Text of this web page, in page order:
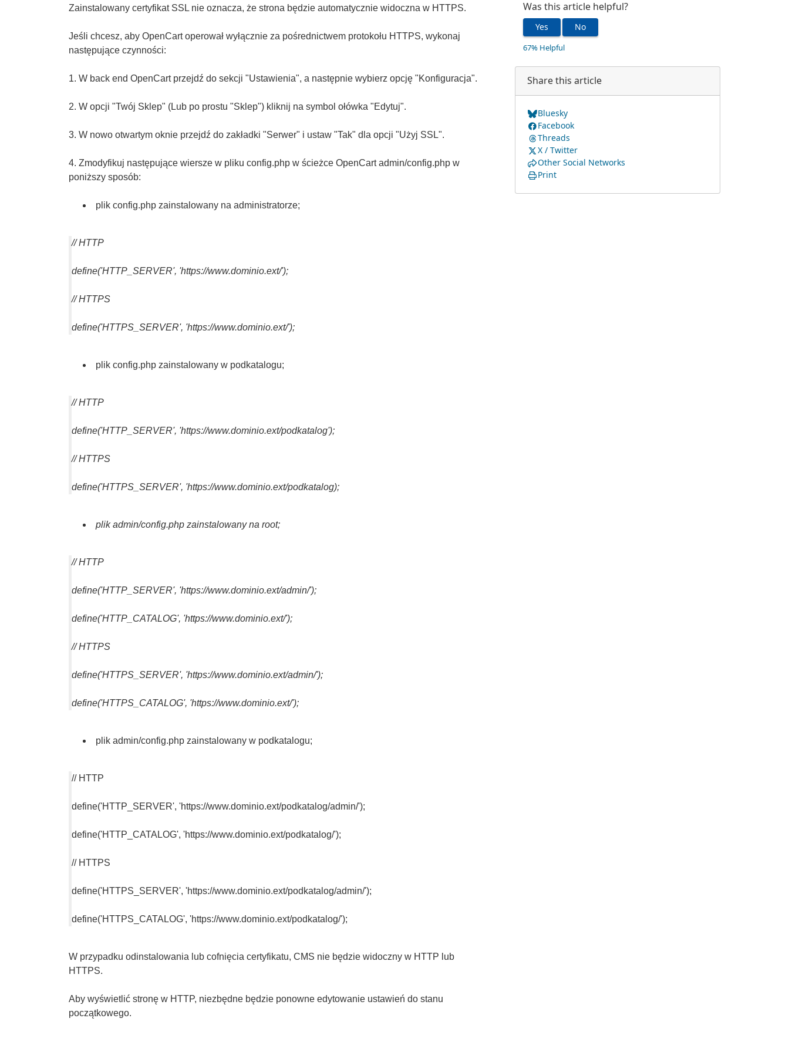
Zainstalowany certyfikat SSL nie oznacza, że strona będzie automatycznie widoczna w HTTPS.
Jeśli chcesz, aby OpenCart operował wyłącznie za pośrednictwem protokołu HTTPS, wykonaj
następujące czynności:
1. W back end OpenCart przejdź do sekcji "Ustawienia", a następnie wybierz opcję "Konfiguracja".
2. W opcji "Twój Sklep" (Lub po prostu "Sklep") kliknij na symbol ołówka "Edytuj".
3. W nowo otwartym oknie przejdź do zakładki "Serwer" i ustaw "Tak" dla opcji "Użyj SSL".
4. Zmodyfikuj następujące wiersze w pliku config.php w ścieżce OpenCart admin/config.php w
poniższy sposób:
plik config.php zainstalowany na administratorze;
// HTTP
define('HTTP_SERVER', 'https://www.dominio.ext/');
// HTTPS
define('HTTPS_SERVER', 'https://www.dominio.ext/');
plik config.php zainstalowany w podkatalogu;
// HTTP
define('HTTP_SERVER', 'https://www.dominio.ext/podkatalog');
// HTTPS
define('HTTPS_SERVER', 'https://www.dominio.ext/podkatalog);
plik admin/config.php zainstalowany na root;
// HTTP
define('HTTP_SERVER', 'https://www.dominio.ext/admin/');
define('HTTP_CATALOG', 'https://www.dominio.ext/');
// HTTPS
define('HTTPS_SERVER', 'https://www.dominio.ext/admin/');
define('HTTPS_CATALOG', 'https://www.dominio.ext/');
plik admin/config.php zainstalowany w podkatalogu;
// HTTP
define('HTTP_SERVER', 'https://www.dominio.ext/podkatalog/admin/');
define('HTTP_CATALOG', 'https://www.dominio.ext/podkatalog/');
// HTTPS
define('HTTPS_SERVER', 'https://www.dominio.ext/podkatalog/admin/');
define('HTTPS_CATALOG', 'https://www.dominio.ext/podkatalog/');
W przypadku odinstalowania lub cofnięcia certyfikatu, CMS nie będzie widoczny w HTTP lub
HTTPS.
Aby wyświetlić stronę w HTTP, niezbędne będzie ponowne edytowanie ustawień do stanu
początkowego.
Was this article helpful?
Yes No
67% Helpful
Share this article
Bluesky
Facebook
Threads
X / Twitter
Other Social Networks
Print